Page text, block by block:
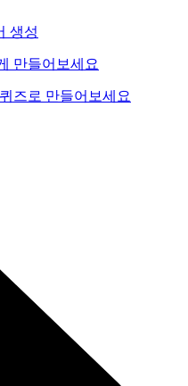
생성
만들어보세요
즈로 만들어보세요